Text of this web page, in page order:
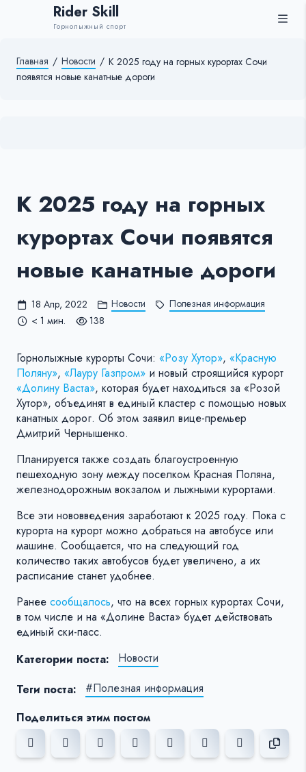
Rider Skill
Горнолыжный спорт
Главная / Новости / К 2025 году на горных курортах Сочи
появятся новые канатные дороги
К 2025 году на горных
курортах Сочи появятся
новые канатные дороги
18 Апр, 2022 Новости
Полезная информация
< 1 мин.
138
Горнолыжные курорты Сочи: «Розу Хутор», «Красную
Поляну», «Лауру Газпром» и новый строящийся курорт
«Долину Васта», которая будет находиться за «Розой
Хутор», объединят в единый кластер с помощью новых
канатных дорог. Об этом заявил вице-премьер
Дмитрий Чернышенко.
Планируется также создать благоустроенную
пешеходную зону между поселком Красная Поляна,
железнодорожным вокзалом и лыжными курортами.
Все эти нововведения заработают к 2025 году. Пока с
курорта на курорт можно добраться на автобусе или
машине. Сообщается, что на следующий год
количество таких автобусов будет увеличено, а их
расписание станет удобнее.
Ранее сообщалось, что на всех горных курортах Сочи,
в том числе и на «Долине Васта» будет действовать
единый ски-пасс.
Категории поста:
Новости
Теги поста:
#Полезная информация
Поделиться этим постом